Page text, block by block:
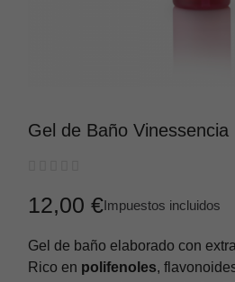
Gel de Baño Vinessencia
12,00 €Impuestos incluidos
Gel de baño elaborado con
Rico en polifenoles,